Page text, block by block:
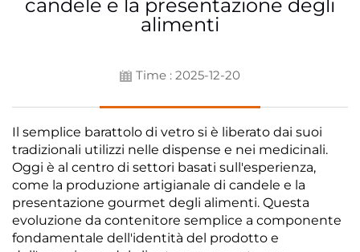
candele e la presentazione degli
alimenti
Time : 2025-12-20
Il semplice barattolo di vetro si è liberato dai suoi
tradizionali utilizzi nelle dispense e nei medicinali.
Oggi è al centro di settori basati sull'esperienza,
come la produzione artigianale di candele e la
presentazione gourmet degli alimenti. Questa
evoluzione da contenitore semplice a componente
fondamentale dell'identità del prodotto e